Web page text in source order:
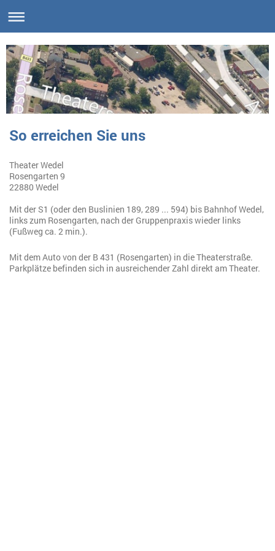
So erreichen Sie uns
Theater Wedel
Rosengarten 9
22880 Wedel
Mit der S1 (oder den Buslinien 189, 289 ... 594) bis Bahnhof Wedel,
links zum Rosengarten, nach der Gruppenpraxis wieder links
(Fußweg ca. 2 min.).
Mit dem Auto von der B 431 (Rosengarten) in die Theaterstraße.
Parkplätze befinden sich in ausreichender Zahl direkt am Theater.